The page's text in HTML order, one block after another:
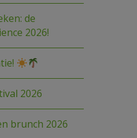
de
2026!
2026
brunch 2026